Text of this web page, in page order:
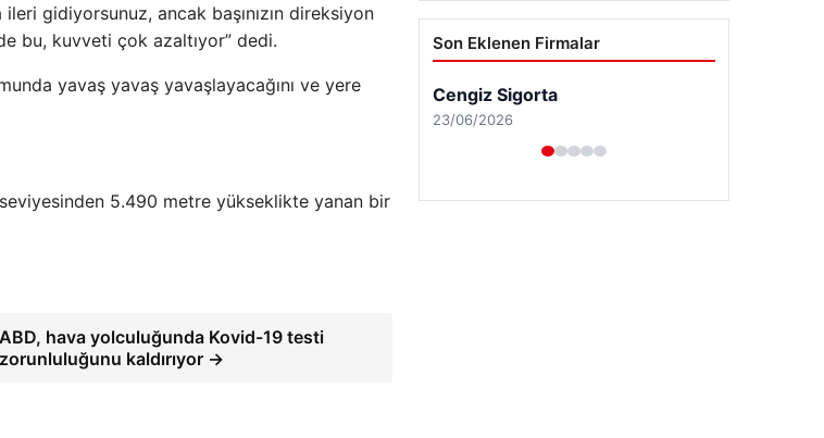
gidiyorsunuz, ancak başınızın direksiyon
bu, kuvveti çok azaltıyor” dedi.
yavaş yavaş yavaşlayacağını ve yere
5.490 metre yükseklikte yanan bir
ABD, hava yolculuğunda Kovid-19 testi
zorunluluğunu kaldırıyor →
Son Eklenen Firmalar